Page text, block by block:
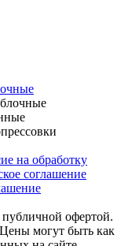
на обработку
соглашение
офертой.
могут быть как